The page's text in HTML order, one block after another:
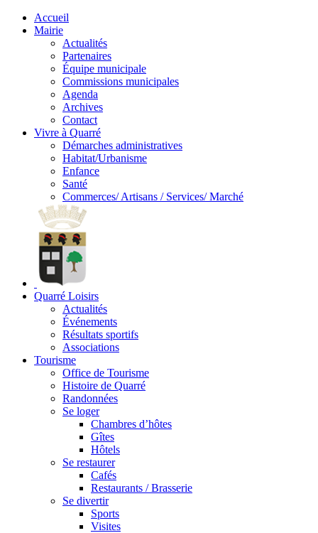
Accueil
Mairie
Actualités
Partenaires
Équipe municipale
Commissions municipales
Agenda
Archives
Contact
Vivre à Quarré
Démarches administratives
Habitat/Urbanisme
Enfance
Santé
Commerces/ Artisans / Services/ Marché
Quarré Loisirs
Actualités
Événements
Résultats sportifs
Associations
Tourisme
Office de Tourisme
Histoire de Quarré
Randonnées
Se loger
Chambres d’hôtes
Gîtes
Hôtels
Se restaurer
Cafés
Restaurants / Brasserie
Se divertir
Sports
Visites